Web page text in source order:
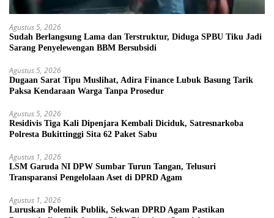
Agustus 5, 2026
Sudah Berlangsung Lama dan Terstruktur, Diduga SPBU Tiku Jadi
Sarang Penyelewengan BBM Bersubsidi
Agustus 5, 2026
Dugaan Sarat Tipu Muslihat, Adira Finance Lubuk Basung Tarik
Paksa Kendaraan Warga Tanpa Prosedur
Agustus 5, 2026
Residivis Tiga Kali Dipenjara Kembali Diciduk, Satresnarkoba
Polresta Bukittinggi Sita 62 Paket Sabu
Agustus 1, 2026
LSM Garuda NI DPW Sumbar Turun Tangan, Telusuri
Transparansi Pengelolaan Aset di DPRD Agam
Agustus 1, 2026
Luruskan Polemik Publik, Sekwan DPRD Agam Pastikan